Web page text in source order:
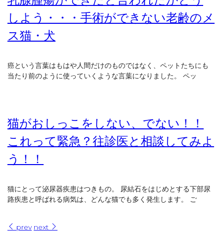
しよう・・・手術ができない老齢のメ
ス猫・犬
癌という言葉はもはや人間だけのものではなく、ペットたちにも
当たり前のように使っていくような言葉になりました。 ペッ
猫がおしっこをしない、でない！！
これって緊急？往診医と相談してみよ
う！！
猫にとって泌尿器疾患はつきもの。 尿結石をはじめとする下部尿
路疾患と呼ばれる病気は、どんな猫でも多く発生します。 ご
prev next